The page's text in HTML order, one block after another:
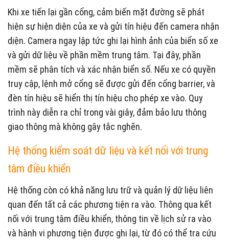
Khi xe tiến lại gần cổng, cảm biến mặt đường sẽ phát
hiện sự hiện diện của xe và gửi tín hiệu đến camera nhận
diện. Camera ngay lập tức ghi lại hình ảnh của biển số xe
và gửi dữ liệu về phần mềm trung tâm. Tại đây, phần
mềm sẽ phân tích và xác nhận biển số. Nếu xe có quyền
truy cập, lệnh mở cổng sẽ được gửi đến cổng barrier, và
đèn tín hiệu sẽ hiển thị tín hiệu cho phép xe vào. Quy
trình này diễn ra chỉ trong vài giây, đảm bảo lưu thông
giao thông mà không gây tắc nghẽn.
Hệ thống kiểm soát dữ liệu và kết nối với trung
tâm điều khiển
Hệ thống còn có khả năng lưu trữ và quản lý dữ liệu liên
quan đến tất cả các phương tiện ra vào. Thông qua kết
nối với trung tâm điều khiển, thông tin về lịch sử ra vào
và hành vi phương tiện được ghi lại, từ đó có thể tra cứu